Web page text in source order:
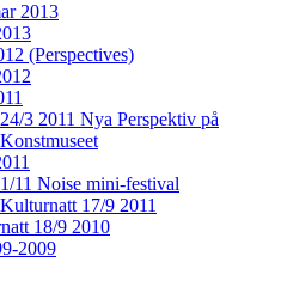
2013
(Perspectives)
24/3 2011 Nya Perspektiv på
Konstmuseet
1/11 Noise mini-festival
Kulturnatt 17/9 2011
18/9 2010
2009